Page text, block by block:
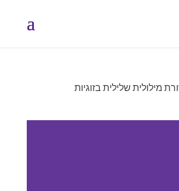
מילולית שלילית בזוגיות